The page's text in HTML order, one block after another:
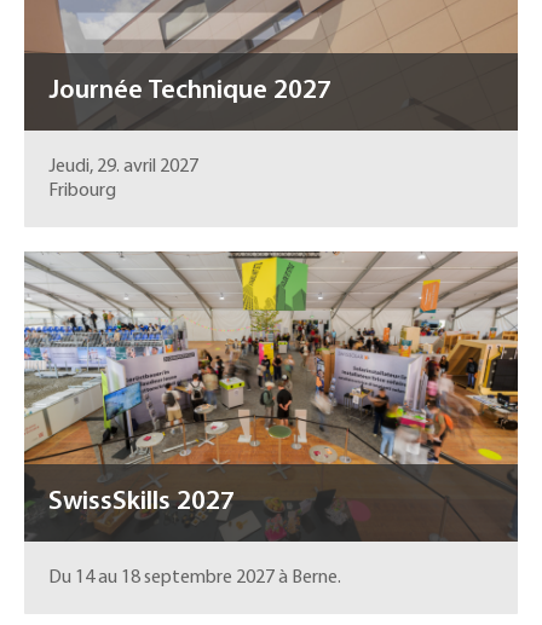
Journée Technique 2027
Jeudi, 29. avril 2027
Fribourg
SwissSkills 2027
Du 14 au 18 septembre 2027 à Berne.